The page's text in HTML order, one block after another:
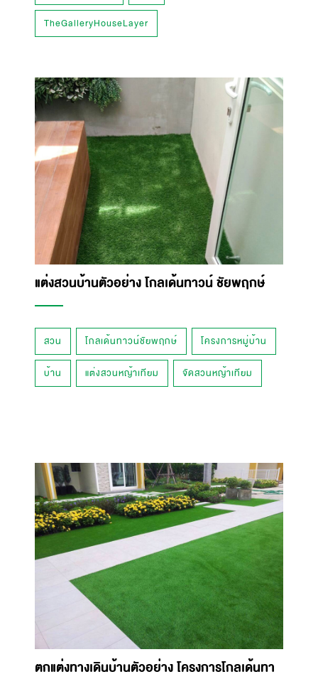
TheGalleryHouseLayer
แต่งสวนบ้านตัวอย่าง โกลเด้นทาวน์ ชัยพฤกษ์
สวน โกลเด้นทาวน์ชัยพฤกษ์ โครงการหมู่บ้าน
บ้าน แต่งสวนหญ้าเทียม จัดสวนหญ้าเทียม
ตกแต่งทางเดินบ้านตัวอย่าง โครงการโกลเด้นทา